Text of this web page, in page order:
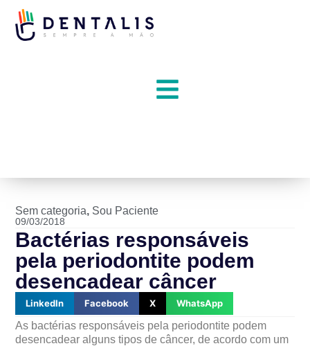
Sem categoria, Sou Paciente
09/03/2018
Bactérias responsáveis
pela periodontite podem
desencadear câncer
LinkedIn Facebook X WhatsApp
As bactérias responsáveis pela periodontite podem
desencadear alguns tipos de câncer, de acordo com um